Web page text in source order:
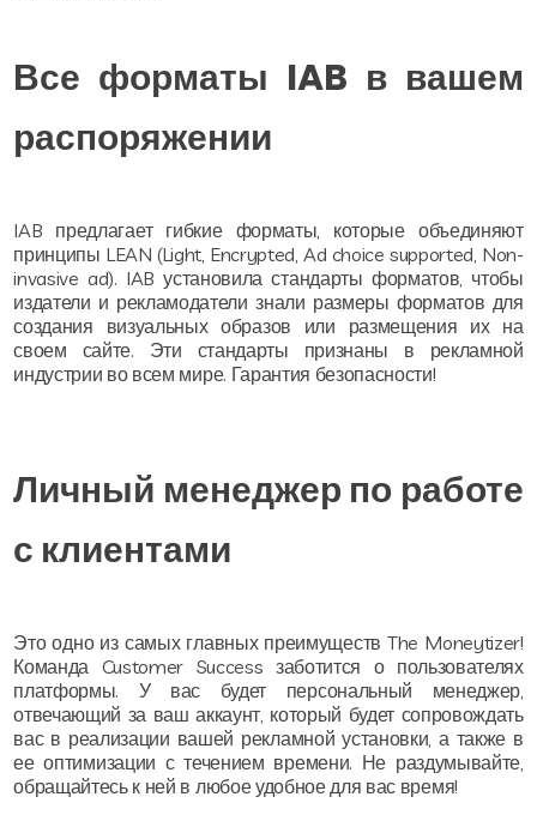
Все форматы IAB в вашем
распоряжении
IAB предлагает гибкие форматы, которые объединяют
принципы LEAN (Light, Encrypted, Ad choice supported, Non-
invasive ad). IAB установила стандарты форматов, чтобы
издатели и рекламодатели знали размеры форматов для
создания визуальных образов или размещения их на
своем сайте. Эти стандарты признаны в рекламной
индустрии во всем мире. Гарантия безопасности!
Личный менеджер по работе
с клиентами
Это одно из самых главных преимуществ The Moneytizer!
Команда Customer Success заботится о пользователях
платформы. У вас будет персональный менеджер,
отвечающий за ваш аккаунт, который будет сопровождать
вас в реализации вашей рекламной установки, а также в
ее оптимизации с течением времени. Не раздумывайте,
обращайтесь к ней в любое удобное для вас время!